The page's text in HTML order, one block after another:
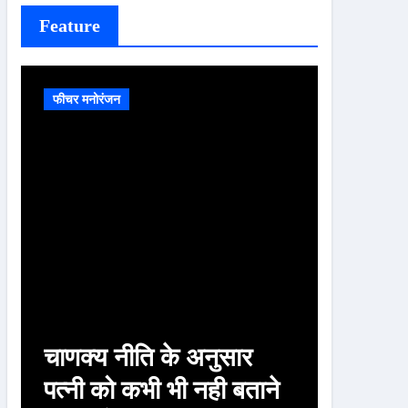
Feature
फीचर मनोरंजन
चाणक्य नीति के अनुसार
पत्नी को कभी भी नही बताने